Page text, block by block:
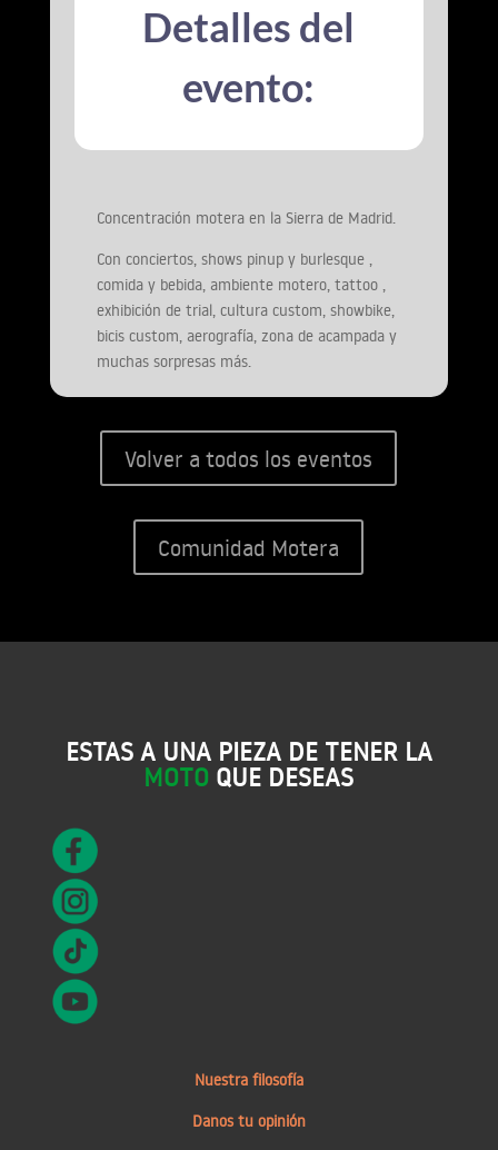
Detalles del
evento:
Concentración motera en la Sierra de Madrid.
Con conciertos, shows pinup y burlesque ,
comida y bebida, ambiente motero, tattoo ,
exhibición de trial, cultura custom, showbike,
bicis custom, aerografía, zona de acampada y
muchas sorpresas más.
Volver a todos los eventos
Comunidad Motera
ESTAS A UNA PIEZA DE TENER LA
MOTO QUE DESEAS
Nuestra filosofía
Danos tu opinión